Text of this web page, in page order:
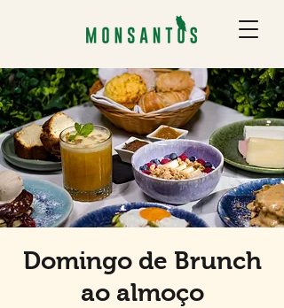
Domingo de Brunch
ao almoço